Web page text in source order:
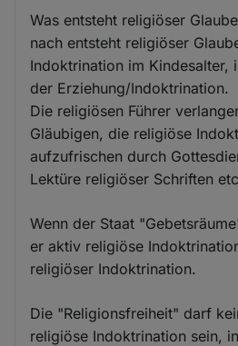
Was entsteht religiöser
nach entsteht religiöser
Indoktrination im Kindesalter,
der Erziehung/Indoktrination.
Die religiösen Führer
Gläubigen, die religiöse
aufzufrischen durch
Lektüre religiöser Schriften
Wenn der Staat
er aktiv religiöse
religiöser Indoktrination.
Die "Religionsfreiheit" darf
religiöse Indoktrination sein,